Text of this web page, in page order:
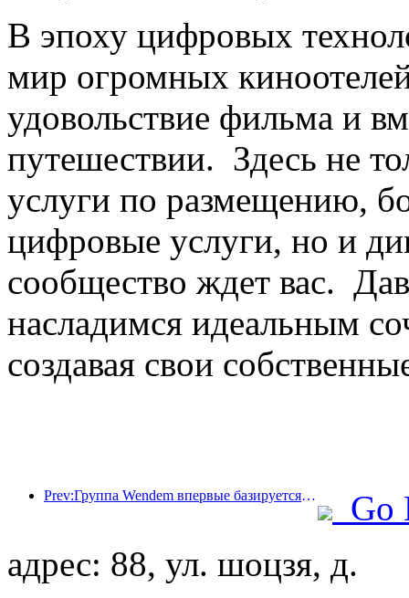
В эпоху цифровых
мир огромных
удовольствие фильма и
путешествии. Здесь не
услуги по размещению,
цифровые услуги, но и
сообщество ждет вас.
насладимся идеальным
создавая свои
Prev:Группа Wendem впервые базируется в Гулине, Лучжоу, провинция Сычуань
Go
адрес: 88, ул. шоцзя, д.